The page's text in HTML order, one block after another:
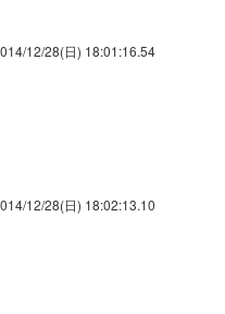
12/28(日) 18:01:16.54
12/28(日) 18:02:13.10